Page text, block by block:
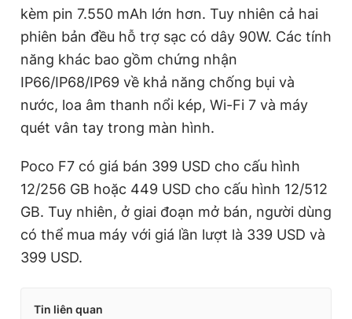
kèm pin 7.550 mAh lớn hơn. Tuy nhiên cả hai
phiên bản đều hỗ trợ sạc có dây 90W. Các tính
năng khác bao gồm chứng nhận
IP66/IP68/IP69 về khả năng chống bụi và
nước, loa âm thanh nổi kép, Wi-Fi 7 và máy
quét vân tay trong màn hình.
Poco F7 có giá bán 399 USD cho cấu hình
12/256 GB hoặc 449 USD cho cấu hình 12/512
GB. Tuy nhiên, ở giai đoạn mở bán, người dùng
có thể mua máy với giá lần lượt là 339 USD và
399 USD.
Tin liên quan